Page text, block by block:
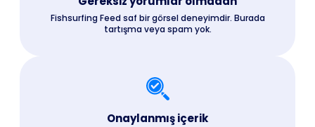
Fishsurfing Feed saf bir görsel deneyimdir. Burada
tartışma veya spam yok.
Onaylanmış içerik